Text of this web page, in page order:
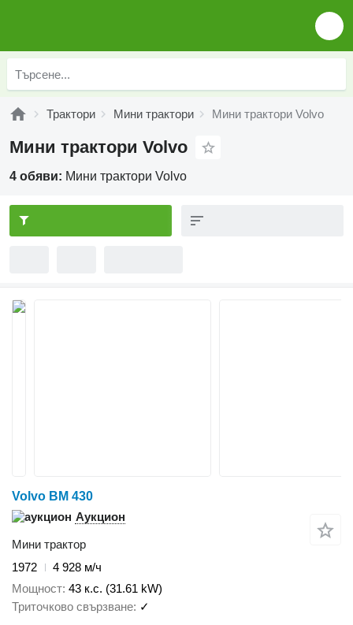
Трактори Мини трактори Мини трактори Volvo
Мини трактори Volvo
4 обяви: Мини трактори Volvo
Volvo BM 430
Аукцион
Мини трактор
1972
4 928 м/ч
Мощност 43 к.с. (31.61 kW)
Триточково свързване ✓